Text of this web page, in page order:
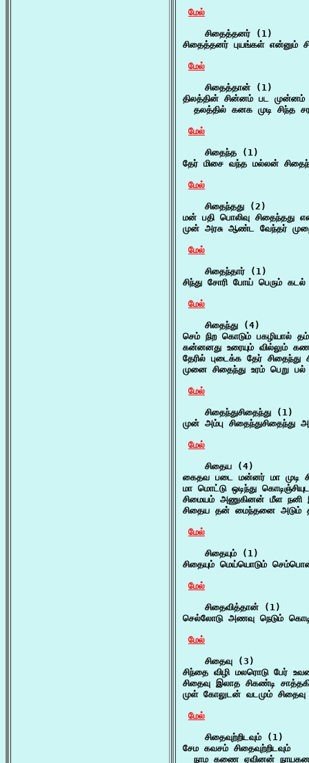
மேல்
    சிதைத்தனர் (1)
சிதைத்தனர் புயங்கள் என்னும்
மேல்
    சிதைத்தான் (1)
திலத்தின் சின்னம் பட
தலத்தில் கனக முடி சிந்த
மேல்
    சிதைந்த (1)
தேர் மிசை வந்த மல்லன்
மேல்
    சிதைந்தது (2)
மன் பதி பொலிவு சிதைந்தது
முன் அரசு ஆண்ட வேந்தர்
மேல்
    சிதைந்தார் (1)
சிந்து சோரி போய் பெரும்
மேல்
    சிதைந்து (4)
செம் நிற கொடும் பகழியால்
கன்னனது உரையும் வில்லும்
தேரில் புடைக்க தேர் சிதைந்து
முனை சிதைந்து உரம் பெறு
மேல்
    சிதைந்துசிதைந்து (1)
முன் அம்பு சிதைந்துசிதைந்து
மேல்
    சிதைய (4)
கைதவ படை மன்னர் மா முடி
மா மொட்டு ஒடிந்து
சிமையம் அணுகினன் மீள நனி
சிதைய தன் மைந்தனை அடும்
மேல்
    சிதையும் (1)
சிதையும் மெய்யொடும்
மேல்
    சிதைவித்தான் (1)
செல்லோடு அணவு நெடும்
மேல்
    சிதைவு (3)
சிந்தை விழி மலரொடு பேர்
சிதைவு இலாத சிகண்டி
முள் கோலுடன் வடமும்
மேல்
    சிதைவுற்றிடவும் (1)
சேம கவசம் சிதைவுற்றிடவும்
நாம கணை ஏவினன்